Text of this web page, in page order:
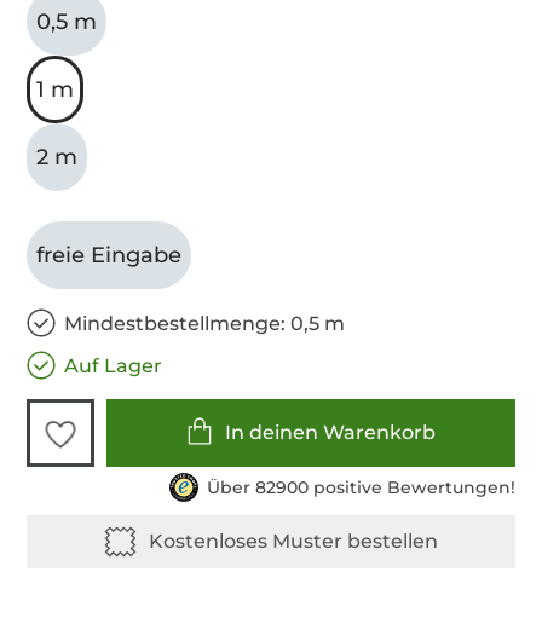
0,5 m
1 m
2 m
freie Eingabe
Mindestbestellmenge: 0,5 m
Auf Lager
In deinen Warenkorb
Über 82900 positive Bewertungen!